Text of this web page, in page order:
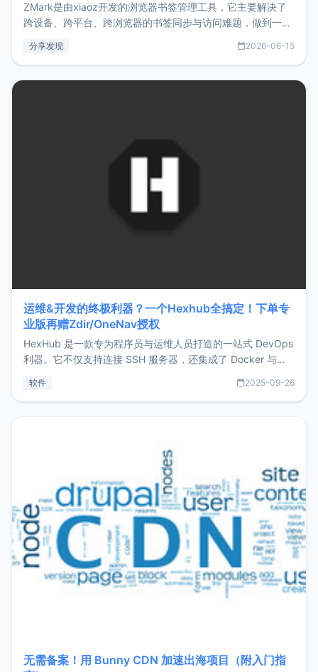
ZMark是由xiaoz开发的浏览器书签管理工具，它主要解决了
跨设备、跨平台、跨浏览器的书签同步与访问难题，做到一处
用，让管理更高效。ZMark官网地址：
分享发现 2026-06-15
运维&开发的终极利器？一个Hexhub全搞定！下单专
业版再赠Zdir/OneNav授权
HexHub 是一款专为程序员与运维人员打造的一站式 DevOps
利器。它不仅支持连接 SSH 服务器，还集成了 Docker 与常
件间频繁切换，仅凭 HexHub 即可同时搞定运维与数据库操
软件 2025-09-26
无需备案！用 Bunny CDN 加速出海项目（附入门指